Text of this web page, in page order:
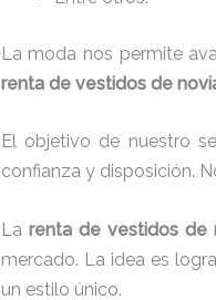
La moda nos permite
renta de vestidos de
El objetivo de nuestro
confianza y disposición.
La renta de vestidos de
mercado. La idea es
un estilo único.